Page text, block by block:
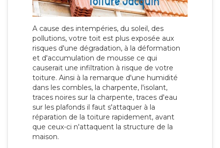
A cause des intempéries, du soleil, des
pollutions, votre toit est plus exposée aux
risques d'une dégradation, à la déformation
et d'accumulation de mousse ce qui
causerait une infiltration à risque de votre
toiture. Ainsi à la remarque d'une humidité
dans les combles, la charpente, l'isolant,
traces noires sur la charpente, traces d'eau
sur les plafonds il faut s'attaquer à la
réparation de la toiture rapidement, avant
que ceux-ci n'attaquent la structure de la
maison.